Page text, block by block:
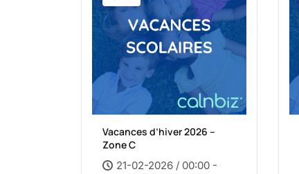
Vacances d’hiver 2026 –
Zone C
21-02-2026 / 00:00 -